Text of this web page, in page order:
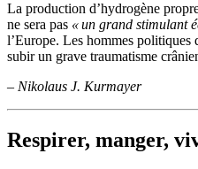
La production d’hydrogène
ne sera pas « un grand stimulant
l’Europe. Les hommes politiques
subir un grave traumatisme
– Nikolaus J. Kurmayer
Respirer, manger,